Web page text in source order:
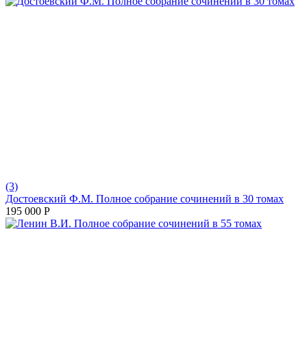
(3)
Достоевский Ф.М. Полное собрание сочинений в 30 томах
195 000 Р